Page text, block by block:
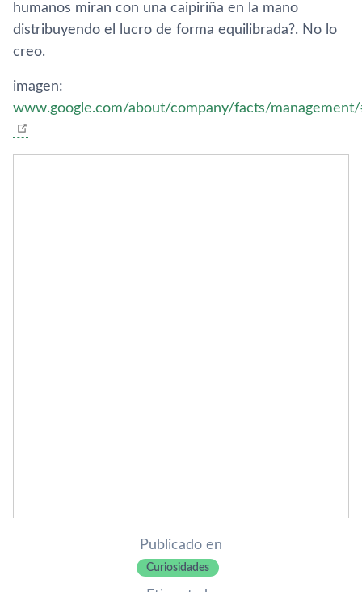
humanos miran con una caipiriña en la mano
distribuyendo el lucro de forma equilibrada?. No lo
creo.
imagen:
www.google.com/about/company/facts/
Publicado en
Curiosidades